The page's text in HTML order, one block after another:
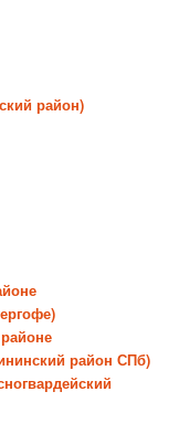
район)
район СПб)